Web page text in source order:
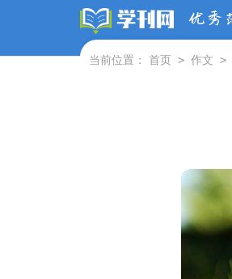
当前位置： 首页 > 作文 >